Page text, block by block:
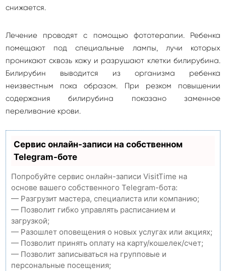
снижается.
Лечение проводят с помощью фототерапии. Ребенка
помещают под специальные лампы, лучи которых
проникают сквозь кожу и разрушают клетки билирубина.
Билирубин выводится из организма ребенка
неизвестным пока образом. При резком повышении
содержания билирубина показано заменное
переливание крови.
Сервис онлайн-записи на собственном
Telegram-боте
Попробуйте сервис онлайн-записи VisitTime на
основе вашего собственного Telegram-бота:
— Разгрузит мастера, специалиста или компанию;
— Позволит гибко управлять расписанием и
загрузкой;
— Разошлет оповещения о новых услугах или акциях;
— Позволит принять оплату на карту/кошелек/счет;
— Позволит записываться на групповые и
персональные посещения;